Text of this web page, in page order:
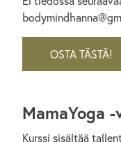
OSTA TÄSTÄ!
MamaYoga
Kurssi sisältää